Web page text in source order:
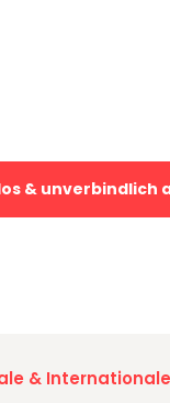
& unverbindlich
&